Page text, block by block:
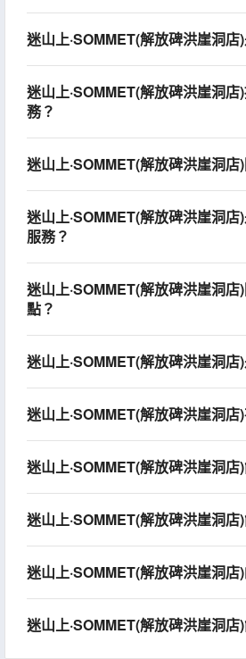
迷山上·SOMMET(解放碑洪崖洞店
迷山上·SOMMET(解放碑洪崖洞
務？
迷山上·SOMMET(解放碑洪崖洞店
迷山上·SOMMET(解放碑洪崖洞
服務？
迷山上·SOMMET(解放碑洪崖洞
點？
迷山上·SOMMET(解放碑洪崖洞店
迷山上·SOMMET(解放碑洪崖洞店
迷山上·SOMMET(解放碑洪崖洞店
迷山上·SOMMET(解放碑洪崖洞店
迷山上·SOMMET(解放碑洪崖洞店
迷山上·SOMMET(解放碑洪崖洞店